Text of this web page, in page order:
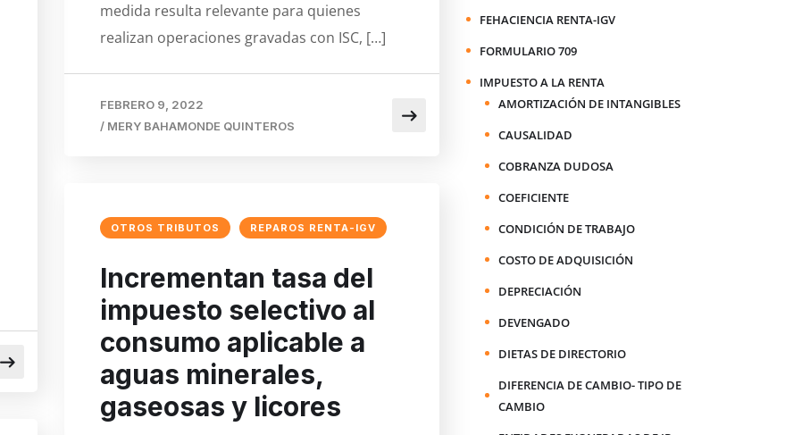
medida resulta relevante para quienes
realizan operaciones gravadas con ISC, […]
FEBRERO 9, 2022
/ MERY BAHAMONDE QUINTEROS
OTROS TRIBUTOS REPAROS RENTA-IGV
Incrementan tasa del
impuesto selectivo al
consumo aplicable a
aguas minerales,
gaseosas y licores
FEHACIENCIA RENTA-IGV
FORMULARIO 709
IMPUESTO A LA RENTA
AMORTIZACIÓN DE INTANGIBLES
CAUSALIDAD
COBRANZA DUDOSA
COEFICIENTE
CONDICIÓN DE TRABAJO
COSTO DE ADQUISICIÓN
DEPRECIACIÓN
DEVENGADO
DIETAS DE DIRECTORIO
DIFERENCIA DE CAMBIO- TIPO DE
CAMBIO